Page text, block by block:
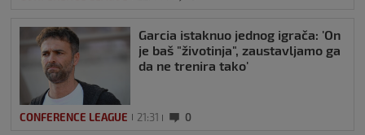
Garcia istaknuo jednog igrača: 'On
je baš "životinja", zaustavljamo ga
da ne trenira tako'
CONFERENCE LEAGUE 21:31 0